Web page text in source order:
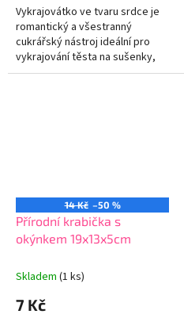
Vykrajovátko ve tvaru srdce je
romantický a všestranný
cukrářský nástroj ideální pro
vykrajování těsta na sušenky,
perníčky, fondán nebo marcipán
14 Kč –50 %
Přírodní krabička s
okýnkem 19x13x5cm
Skladem (1 ks)
7 Kč